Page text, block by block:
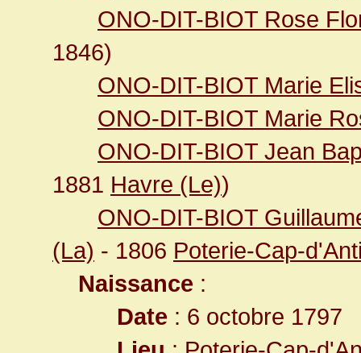
ONO-DIT-BIOT Rose
1846)
ONO-DIT-BIOT Marie
ONO-DIT-BIOT Marie
ONO-DIT-BIOT Jean
1881 Havre (Le))
ONO-DIT-BIOT
(La) - 1806 Poterie-Cap-
Naissance :
Date : 6 octobre 1797